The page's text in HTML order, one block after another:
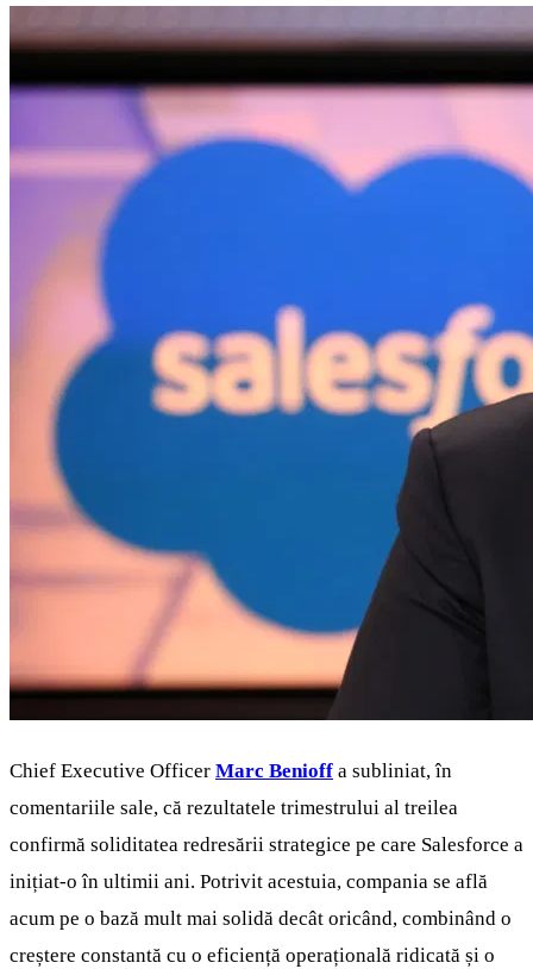
Chief Executive Officer Marc Benioff a subliniat, în
comentariile sale, că rezultatele trimestrului al treilea
confirmă soliditatea redresării strategice pe care Salesforce a
inițiat-o în ultimii ani. Potrivit acestuia, compania se află
acum pe o bază mult mai solidă decât oricând, combinând o
creștere constantă cu o eficiență operațională ridicată și o